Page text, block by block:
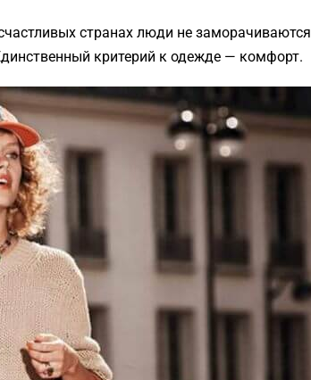
странах люди не заморачиваются
критерий к одежде — комфорт.